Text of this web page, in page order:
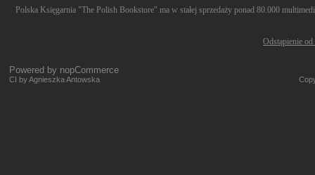
Polska Księgarnia "The Polish Bookstore" ma w stałej sprzedaży ponad 80.000
Odstąpienie
Powered by nopCommerce
CI by Agnieszka Antowska